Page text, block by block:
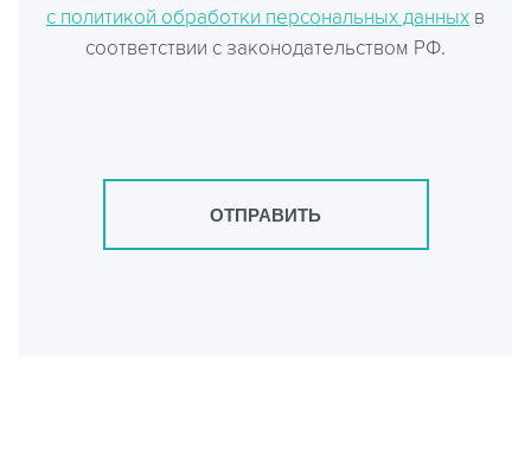
с политикой обработки персональных данных в
соответствии с законодательством РФ.
ОТПРАВИТЬ